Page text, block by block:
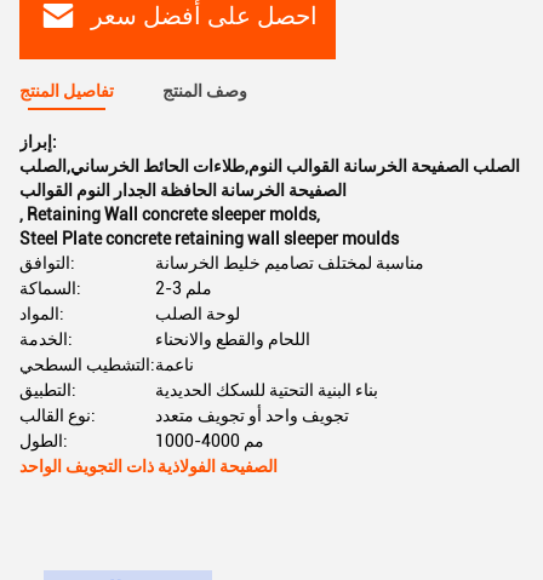
احصل على أفضل سعر
تفاصيل المنتج وصف المنتج
إبراز:
الصلب الصفيحة الخرسانة القوالب النوم,طلاءات الحائط الخرساني,الصلب
الصفيحة الخرسانة الحافظة الجدار النوم القوالب
, Retaining Wall concrete sleeper molds,
Steel Plate concrete retaining wall sleeper moulds
التوافق:
مناسبة لمختلف تصاميم خليط الخرسانة
السماكة:
2-3 ملم
المواد:
لوحة الصلب
الخدمة:
اللحام والقطع والانحناء
التشطيب السطحي:ناعمة
التطبيق:
بناء البنية التحتية للسكك الحديدية
نوع القالب:
تجويف واحد أو تجويف متعدد
الطول:
1000-4000 مم
الصفيحة الفولاذية ذات التجويف الواحد